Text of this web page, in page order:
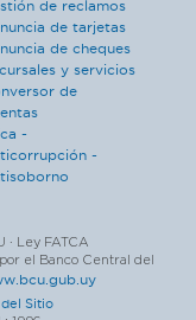
de reclamos
de tarjetas
de cheques
y servicios
de
-
-
· Ley FATCA
el Banco Central del
del Sitio